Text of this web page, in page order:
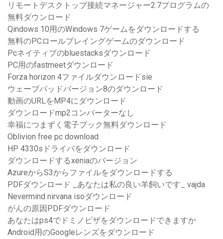
リモートデスクトップ接続マネージャー2.7プログラムの
無料ダウンロード
Qindows 10用のWindows 7ゲームをダウンロードする
無料のPCロールプレイングゲームのダウンロード
Pcネイティブのbluestacksダウンロード
PC用のfastmeetダウンロード
Forza horizo​​n 4ファイルダウンロードsie
ウェーブパッドバージョン8のダウンロード
動画のURLをMP4にダウンロード
ダウンロードmp2コンバーターなし
幸福につまずく電子ブック無料ダウンロード
Oblivion free pc download
HP 4330sドライバをダウンロード
ダウンロードするxeniaのバージョン
AzureからS3からファイルをダウンロードする
PDFダウンロード _あなたは私の良い羊飼いです_ vajda
Nevermind nirvana isoダウンロード
がんの原因PDFダウンロード
あなたはps4でドミノピザをダウンロードできますか
Android用のGoogleレンズをダウンロード